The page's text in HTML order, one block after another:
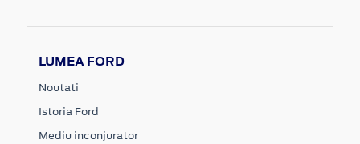
LUMEA FORD
Noutati
Istoria Ford
Mediu inconjurator